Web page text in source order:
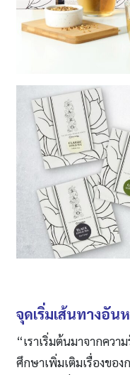
จุดเริ่มเส้นทางอัน
“เราเริ่มต้นมาจากควา
ศึกษาเพิ่มเติมเรื่องขอ